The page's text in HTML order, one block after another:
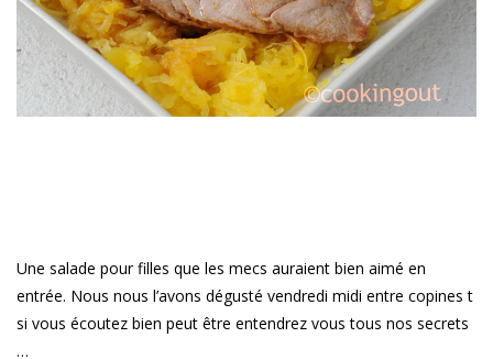
Une salade pour filles que les mecs auraient bien aimé en
entrée. Nous nous l’avons dégusté vendredi midi entre copines t
si vous écoutez bien peut être entendrez vous tous nos secrets
…